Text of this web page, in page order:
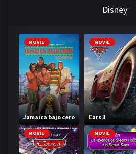
Disney
MOVIE
Jamaica bajo cero
MOVIE
Cars 3
MOVIE MOVIE